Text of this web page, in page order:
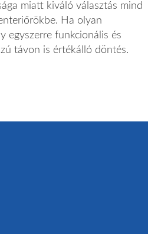
miatt kiváló választás mind
Ha olyan
egyszerre funkcionális és
távon is értékálló döntés.